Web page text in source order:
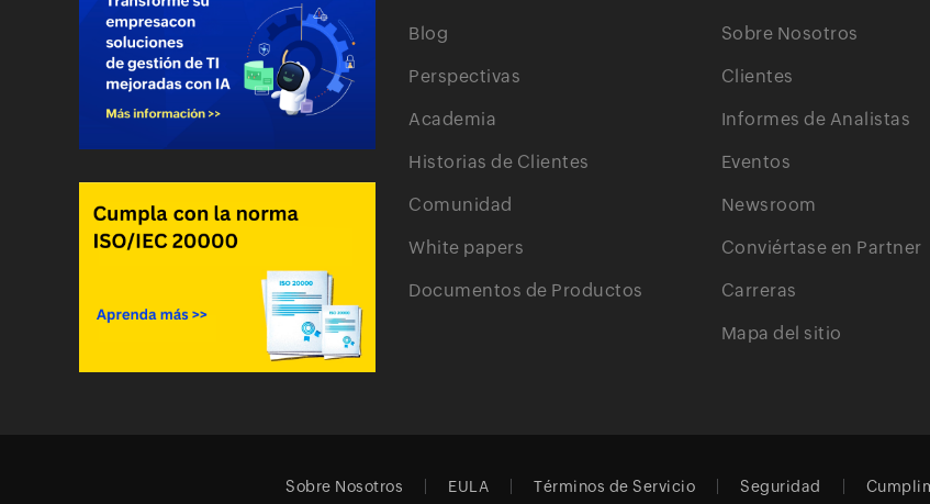
Blog
Perspectivas
Academia
Historias de Clientes
Comunidad
White papers
Documentos de Productos
Sobre Nosotros
Clientes
Informes de Analistas
Eventos
Newsroom
Conviértase en Partner
Carreras
Mapa del sitio
Sobre Nosotros EULA Términos de Servicio Seguridad